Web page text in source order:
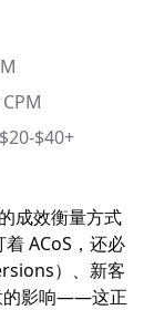
$20-$40+
成效衡量方式
ACoS，还必
）、新客
的影响——这正